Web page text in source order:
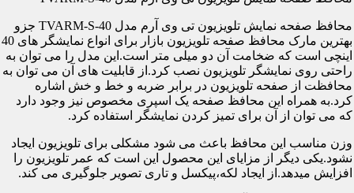
محافظ صفحه نمایش تلویزیون تی وی آرم مدل TVARM-S-40 جزو
بهترین مارک محافظ صفحه تلویزیون بازار برای انواع نمایشگر های 40
اینچی است که ضخامت آن دو میلی متر است.این مدل را می توان به
راحتی روی نمایشگر تلویزیون نصب کرد.از قابلیت های آن می توان به
محافظت از صفحه تلویزیون در برابر ضربه و خط و خش اشاره
کرد.به همراه این محافظ صفحه یک اسپری مخصوص نیز وجود دارد
که می توان از آن برای تمیز کردن نمایشگر استفاده کرد.
وزن مناسب این محافظ باعث می شود مشکلی برای تلویزیون ایجاد
نشود.یکی دیگر از مزایای این محصول این است که عمر تلویزیون را
افزایش میدهد.از ایجاد لکه،پیکسل و تاری تصویر جلوگیری می کند.